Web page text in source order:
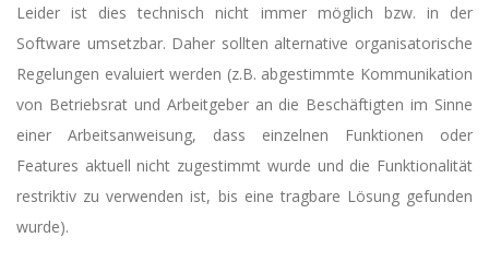
Leider ist dies technisch nicht immer möglich bzw. in der
Software umsetzbar. Daher sollten alternative organisatorische
Regelungen evaluiert werden (z.B. abgestimmte Kommunikation
von Betriebsrat und Arbeitgeber an die Beschäftigten im Sinne
einer Arbeitsanweisung, dass einzelnen Funktionen oder
Features aktuell nicht zugestimmt wurde und die Funktionalität
restriktiv zu verwenden ist, bis eine tragbare Lösung gefunden
wurde).